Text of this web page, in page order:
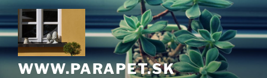
Prejsť
na
obsah
WWW.PARAPET.SK